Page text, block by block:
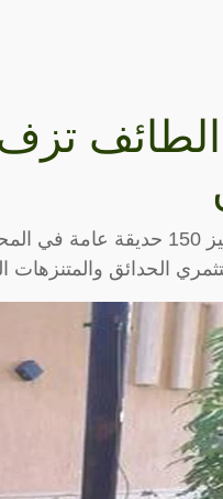
الطائف
أنهت أمانة الطائف، اليوم،
الحدائق والمتنزهات